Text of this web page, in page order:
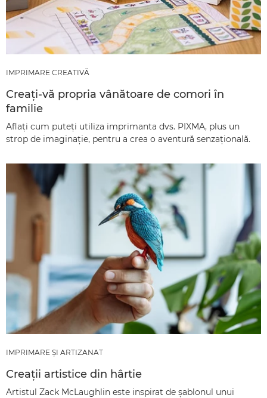
IMPRIMARE CREATIVĂ
Creaţi-vă propria vânătoare de comori în
familie
Aflaţi cum puteţi utiliza imprimanta dvs. PIXMA, plus un
strop de imaginaţie, pentru a crea o aventură senzaţională.
IMPRIMARE ŞI ARTIZANAT
Creaţii artistice din hârtie
Artistul Zack McLaughlin este inspirat de şablonul unui